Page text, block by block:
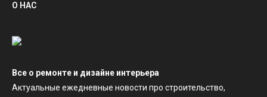
О НАС
Все о ремонте и дизайне интерьера
Актуальные ежедневные новости про строительство,